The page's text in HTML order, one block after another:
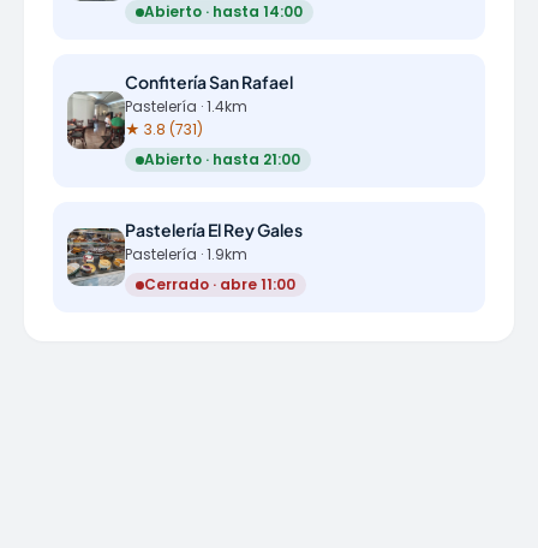
Abierto · hasta 14:00
Confitería San Rafael
Pastelería · 1.4km
★ 3.8 (731)
Abierto · hasta 21:00
Pastelería El Rey Gales
Pastelería · 1.9km
Cerrado · abre 11:00